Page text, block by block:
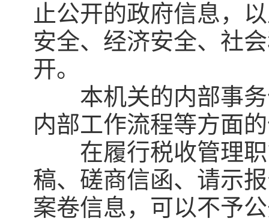
止公开的政府信息，
安全、经济安全、社
开。
本机关的内部事务
内部工作流程等方面
在履行税收管理职
稿、磋商信函、请示
案卷信息，可以不予